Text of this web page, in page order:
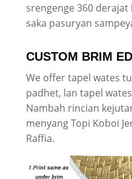
srengenge 360
saka pasuryan
CUSTOM BRIM
We offer tapel wates
padhet, lan tapel
Nambah rincian
menyang Topi Koboi
Raffia.